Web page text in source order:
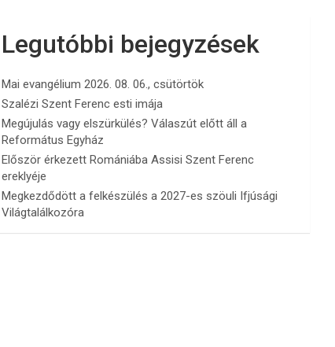
Legutóbbi bejegyzések
Mai evangélium 2026. 08. 06., csütörtök
Szalézi Szent Ferenc esti imája
Megújulás vagy elszürkülés? Válaszút előtt áll a
Református Egyház
Először érkezett Romániába Assisi Szent Ferenc
ereklyéje
Megkezdődött a felkészülés a 2027-es szöuli Ifjúsági
Világtalálkozóra